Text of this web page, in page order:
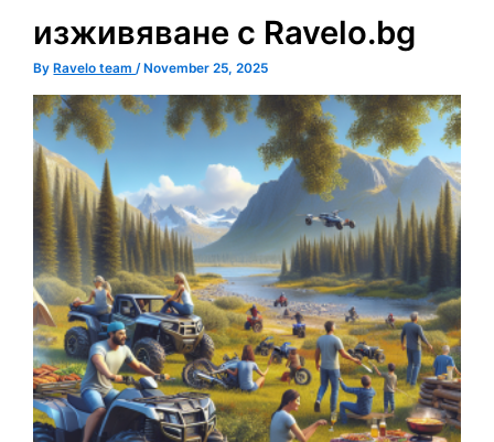
изживяване с Ravelo.bg
ByRavelo team/November 25, 2025